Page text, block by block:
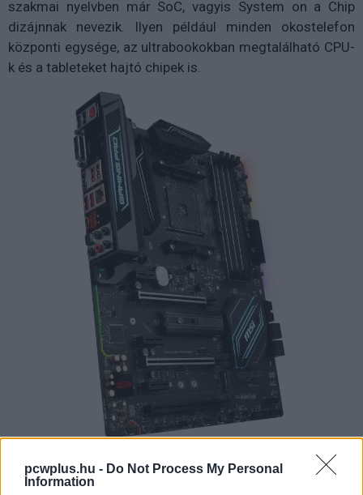
pcwplus.hu - Do Not Process My Personal
Information
szakmai nyelvben már SoC, vagyis System on a Chip
dizájnnak nevezik. Ilyen például minden okostelefon
központi egysége, az ultrabookokban megtalálható CPU-
k és a tableteket hajtó chipek is.
A klasszikustól merőben eltérő felépítés a tuningolás
menetére is hatással volt. Az alaplapi chipet (déli hidat)